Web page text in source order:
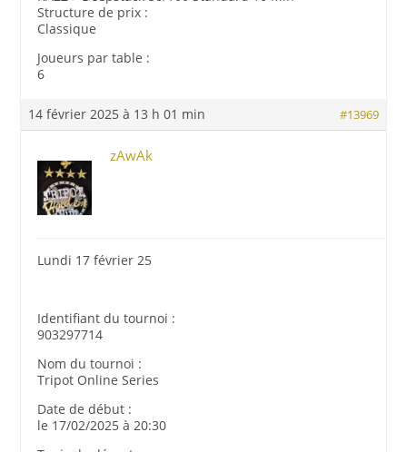
Structure de prix :
Classique
Joueurs par table :
6
14 février 2025 à 13 h 01 min #13969
zAwAk
Lundi 17 février 25
Identifiant du tournoi :
903297714
Nom du tournoi :
Tripot Online Series
Date de début :
le 17/02/2025 à 20:30